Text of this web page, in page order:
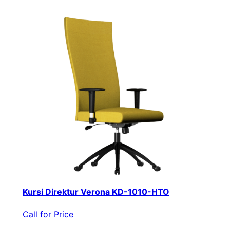
Kursi Direktur Verona KD-1010-HTO
Call for Price